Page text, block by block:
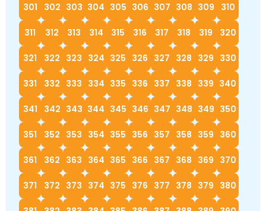
301 302 303 304 305 306 307 308 309 310
311 312 313 314 315 316 317 318 319 320
321 322 323 324 325 326 327 328 329 330
331 332 333 334 335 336 337 338 339 340
341 342 343 344 345 346 347 348 349 350
351 352 353 354 355 356 357 358 359 360
361 362 363 364 365 366 367 368 369 370
371 372 373 374 375 376 377 378 379 380